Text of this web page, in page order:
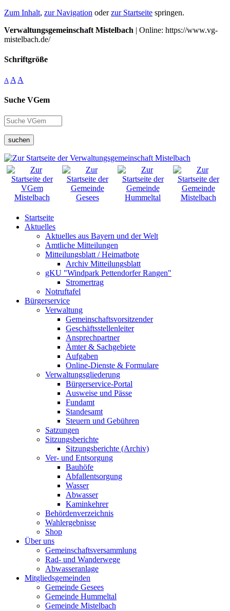
Zum Inhalt, zur Navigation oderzur Startseite springen.
Verwaltungsgemeinschaft Mistelbach | Online: https://www.vg-
mistelbach.de/
Schriftgröße
A A A
Suche VGem
suchen
Startseite
Aktuelles
Aktuelles aus Bayern und der Welt
Amtliche Mitteilungen
Mitteilungsblatt / Heimatbote
Archiv Mitteilungsblatt
gKU "Windpark Pettendorfer Rangen"
Stromertrag
Notruftafel
Bürgerservice
Verwaltung
Gemeinschaftsvorsitzender
Geschäftsstellenleiter
Ansprechpartner
Ämter & Sachgebiete
Aufgaben
Online-Dienste & Formulare
Verwaltungsgliederung
Bürgerservice-Portal
Ausweise und Pässe
Fundamt
Standesamt
Steuern und Gebühren
Satzungen
Sitzungsberichte
Sitzungsberichte (Archiv)
Ver- und Entsorgung
Bauhöfe
Abfallentsorgung
Wasser
Abwasser
Kaminkehrer
Behördenverzeichnis
Wahlergebnisse
Shop
Über uns
Gemeinschaftsversammlung
Rad- und Wanderwege
Abwasseranlage
Mitgliedsgemeinden
Gemeinde Gesees
Gemeinde Hummeltal
Gemeinde Mistelbach